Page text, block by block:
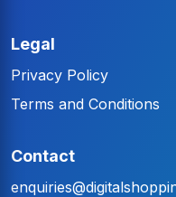
Legal
Privacy Policy
Terms and Conditions
Contact